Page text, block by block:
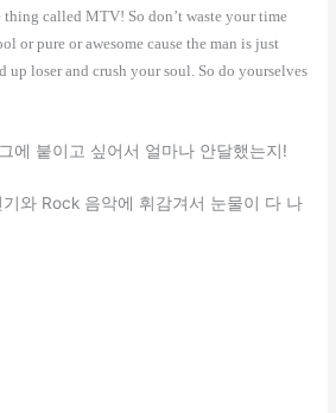
called MTV! So don’t waste your time
or pure or awesome cause the man is just
up loser and crush your soul. So do yourselves
에 붙이고 싶어서 얼마나 안달했는지!
와 Rock 음악에 휘감겨서 눈물이 다 나